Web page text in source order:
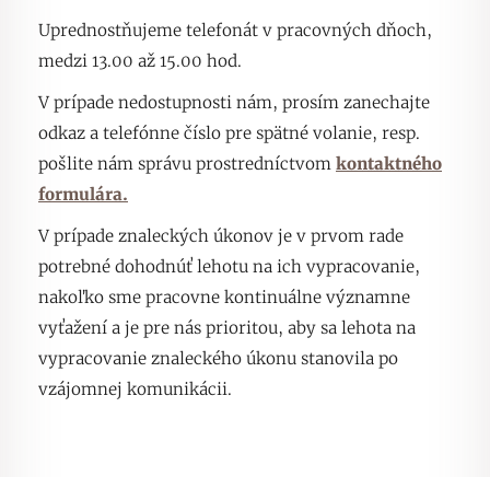
Uprednostňujeme telefonát v pracovných dňoch,
medzi 13.00 až 15.00 hod.
V prípade nedostupnosti nám, prosím zanechajte
odkaz a telefónne číslo pre spätné volanie, resp.
pošlite nám správu prostredníctvom kontaktného
formulára.
V prípade znaleckých úkonov je v prvom rade
potrebné dohodnúť lehotu na ich vypracovanie,
nakoľko sme pracovne kontinuálne významne
vyťažení a je pre nás prioritou, aby sa lehota na
vypracovanie znaleckého úkonu stanovila po
vzájomnej komunikácii.